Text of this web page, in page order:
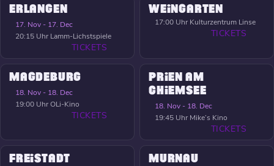
ERLANGEN
17. Nov - 17. Dec
20:15 Uhr Lamm-Lichstspiele
TICKETS
WEINGARTEN
17:00 Uhr Kulturzentrum Linse
TICKETS
MAGDEBURG
18. Nov - 18. Dec
19:00 UhrOLi-Kino
TICKETS
PRIEN AM
CHIEMSEE
18. Nov - 18. Dec
19:45 Uhr Mike’s Kino
TICKETS
FREISTADT MURNAU